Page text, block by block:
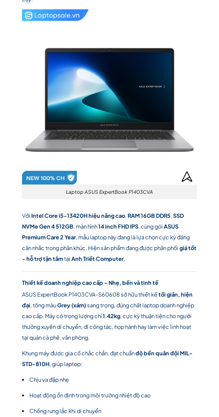
Laptop ASUS ExpertBook P1403CVA
Với Intel Core i5-13420H hiệu năng cao, RAM 16GB DDR5, SSD
NVMe Gen 4 512GB, màn hình14 inch FHD IPS, cùng gói ASUS
Premium Care 2 Year, mẫu laptop này đang là lựa chọn cực kỳ đáng
cân nhắc trong phân khúc. Hiện sản phẩm đang được phân phối giá tốt
– hỗ trợ tận tâmtại Anh Triết Computer.
Thiết kế doanh nghiệp cao cấp – Nhẹ, bền và tinh tế
ASUS ExpertBook P1403CVA-S60608 sở hữu thiết kếtối giản, hiện
đại, tông màuGrey (xám)sang trọng, đúng chất laptop doanh nghiệp
cao cấp. Máy có trọng lượng chỉ1.42kg, cực kỳ thuận tiện cho người
thường xuyên di chuyển, đi công tác, họp hành hay làm việc linh hoạt
tại quán cà phê, văn phòng.
Khung máy được gia cố chắc chắn, đạt chuẩnđộ bền quân đội MIL-
STD-810H, giúp laptop:
Chịu va đập nhẹ
Hoạt động ổn định trong môi trường nhiệt độ cao
Chống rung lắc khi di chuyển